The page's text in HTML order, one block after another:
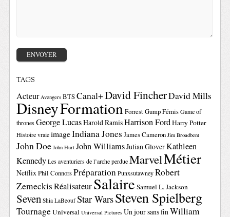
TAGS
Acteur Avengers BTSCanal+David FincherDavid Mills
DisneyFormationForrest GumpFémis Game of
thrones George LucasHarold RamisHarrison FordHarry Potter
Histoire vraie imageIndiana Jones James Cameron Jim Broadbent
John Doe John Hurt John WilliamsJulian GloverKathleen
Kennedy Les aventuriers de l’arche perdue MarvelMétier
NetflixPhil ConnorsPréparation Punxsutawney Robert
ZemeckisRéalisateurSalaire Samuel L. Jackson
Seven Shia LaBeouf Star WarsSteven Spielberg
TournageUniversal Universal Pictures Un jour sans finWilliam